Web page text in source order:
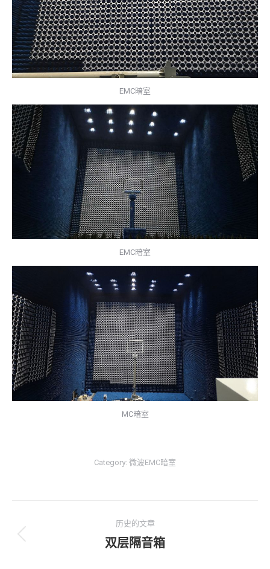
EMC暗室
EMC暗室
MC暗室
Category: 微波EMC暗室
目
历史的文章
上
双层隔音箱